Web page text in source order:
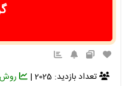
تعداد بازدید: 2025 |
روش